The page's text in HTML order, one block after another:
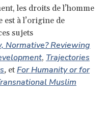
les droits de l’homme
est à l’origine de
sujets
Normative? Reviewing
, Trajectories
, et For Humanity or for
Muslim